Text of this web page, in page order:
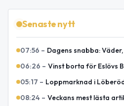
Senaste nytt
07:56 – Dagens snabba:
06:26 – Vinst borta för Eslövs
05:17 – Loppmarknad i
08:24 – Veckans mest lästa